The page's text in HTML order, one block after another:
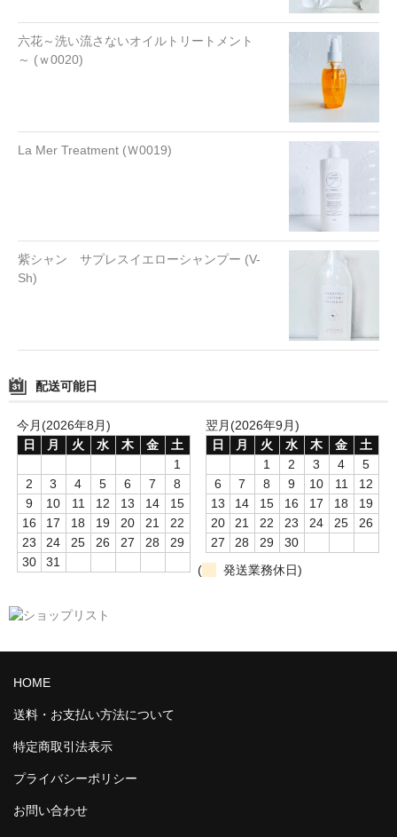
六花～洗い流さないオイルトリートメント
～ (ｗ0020)
La Mer Treatment (Ｗ0019)
紫シャン サプレスイエローシャンプー (V-
Sh)
配送可能日
今月(2026年8月)
日
月 火 水 木 金
土
1
2
3 4 5 6 7
8
9
10 11 12 13 14
15
16
17 18 19 20 21
22
23
24 25 26 27 28
29
30
31
翌月(2026年9月)
日
月 火 水 木 金
土
1
2 3 4
5
6
7 8 9 10 11
12
13
14 15 16 17 18
19
20
21 22 23 24 25
26
27
28 29
30
(
発送業務休日)
HOME
送料・お支払い方法について
特定商取引法表示
プライバシーポリシー
お問い合わせ